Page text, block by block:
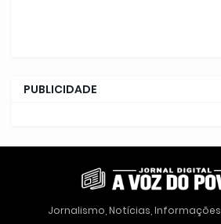
PUBLICIDADE
Jornalismo, Notícias,